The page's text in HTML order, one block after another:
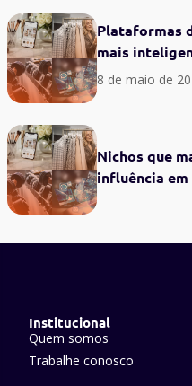
Plataformas
mais
8 de maio de
Nichos que
influência em
Institucional
Quem somos
Trabalhe conosco